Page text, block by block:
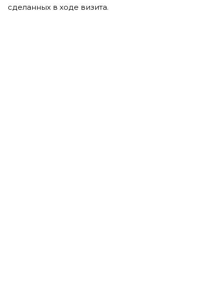
сделанных в ходе визита.